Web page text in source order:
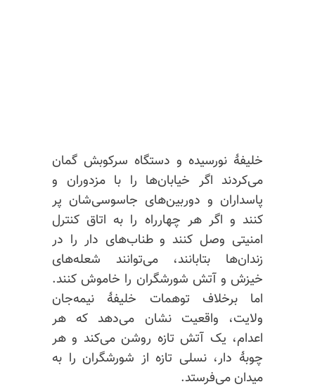
خلیفهٔ نورسیده و دستگاه سرکوبش گمان
می‌کردند اگر خیابان‌ها را با مزدوران و
پاسداران و دوربین‌های جاسوسی‌شان پر
کنند و اگر هر چهارراه را به اتاق کنترل
امنیتی وصل کنند و طناب‌های دار را در
زندان‌ها بتابانند، می‌توانند شعله‌های
خیزش و آتش شورشگران را خاموش کنند.
اما برخلاف توهمات خلیفهٔ نیمه‌جان
ولایت، واقعیت نشان می‌دهد که هر
اعدام، یک آتش تازه روشن می‌کند و هر
چوبهٔ دار، نسلی تازه از شورشگران را به
میدان می‌فرستد.